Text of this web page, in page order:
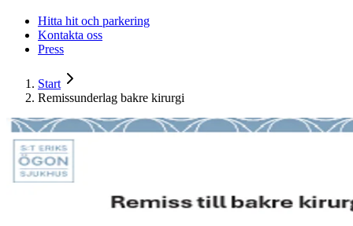
Hitta hit och parkering
Kontakta oss
Press
Start
Remissunderlag bakre kirurgi